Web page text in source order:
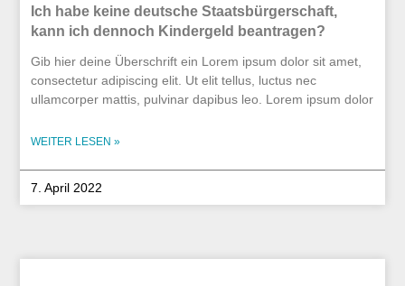
Ich habe keine deutsche Staatsbürgerschaft,
kann ich dennoch Kindergeld beantragen?
Gib hier deine Überschrift ein Lorem ipsum dolor sit amet,
consectetur adipiscing elit. Ut elit tellus, luctus nec
ullamcorper mattis, pulvinar dapibus leo. Lorem ipsum dolor
WEITER LESEN »
7. April 2022